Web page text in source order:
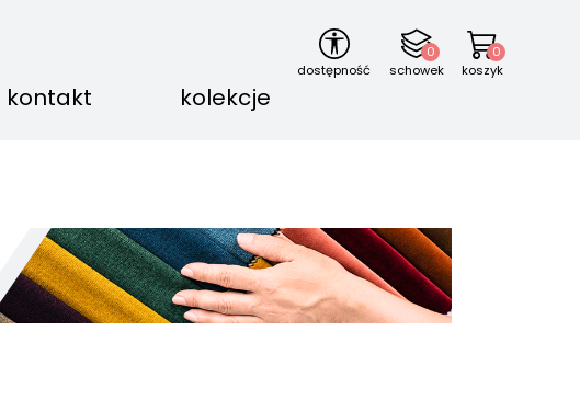
dostępność
0
schowek
0
koszyk
kontakt kolekcje